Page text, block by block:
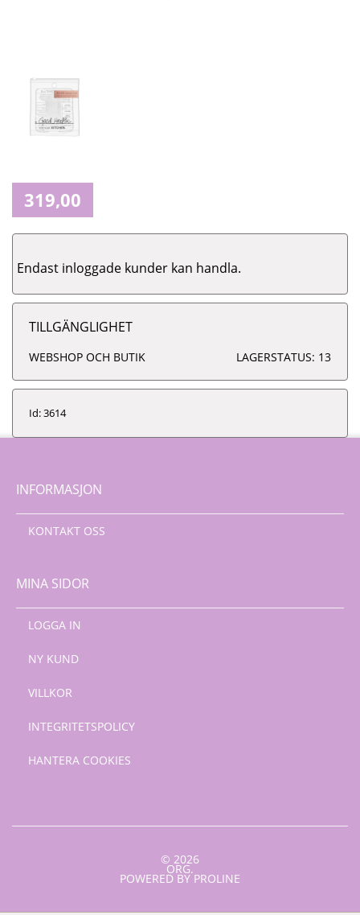
319,00
Endast inloggade kunder kan handla.
TILLGÄNGLIGHET
WEBSHOP OCH BUTIK LAGERSTATUS: 13
Id: 3614
INFORMASJON
KONTAKT OSS
MINA SIDOR
LOGGA IN
NY KUND
VILLKOR
INTEGRITETSPOLICY
HANTERA COOKIES
© 2026
ORG.
POWERED BY PROLINE